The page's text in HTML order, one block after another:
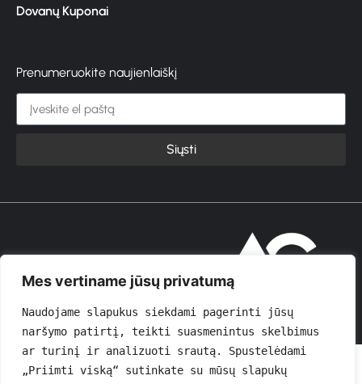
Mes vertiname jūsų privatumą
Naudojame slapukus siekdami pagerinti jūsų
naršymo patirtį, teikti suasmenintus skelbimus
ar turinį ir analizuoti srautą. Spustelėdami
„Priimti viską“ sutinkate su mūsų slapukų
Dovanų Kuponai
Prenumeruokite naujienlaiškį
Siųsti
© 2026 GROŽIOVITA